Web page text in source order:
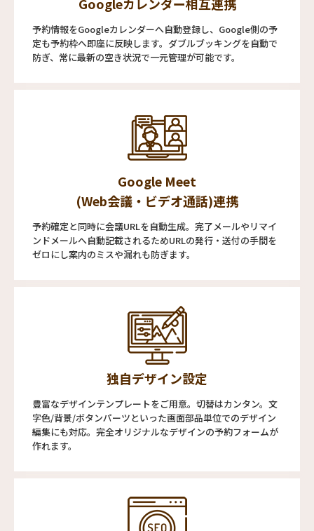
予約情報をGoogleカレンダーへ自動登録し、Google側の予
定も予約枠へ即座に反映します。ダブルブッキングを自動で
防ぎ、常に最新の空き状況で一元管理が可能です。
Google Meet
(Web会議・ビデオ通話)連携
予約確定と同時に会議URLを自動生成。完了メールやリマイ
ンドメールへ自動記載されるためURLの発行・送付の手間を
ゼロにし案内のミスや漏れも防ぎます。
独自デザイン設定
豊富なデザインテンプレートをご用意。切替はカンタン。文
字色/背景/ボタンパーツといった画面部品単位でのデザイン
編集にも対応。完全オリジナルなデザインの予約フォームが
作れます。